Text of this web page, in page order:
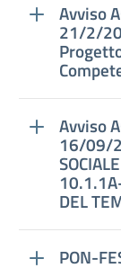
Avviso
21/2/
Avviso
16/09/
DEL
PON-